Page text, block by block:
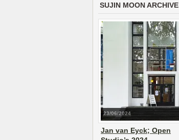
SUJIN MOON ARCHIVE
23/06/2024
Jan van Eyck; Open